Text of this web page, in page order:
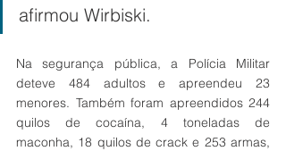
afirmou Wirbiski.
Na segurança pública, a Polícia Militar
deteve 484 adultos e apreendeu 23
menores. Também foram apreendidos 244
quilos de cocaína, 4 toneladas de
maconha, 18 quilos de crack e 253 armas,